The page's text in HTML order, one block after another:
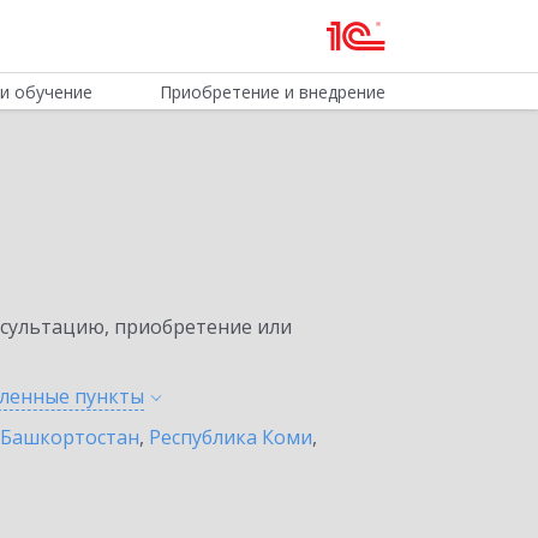
обучение Приобретение и внедрение
приобретение или
пункты
, Республика Коми,